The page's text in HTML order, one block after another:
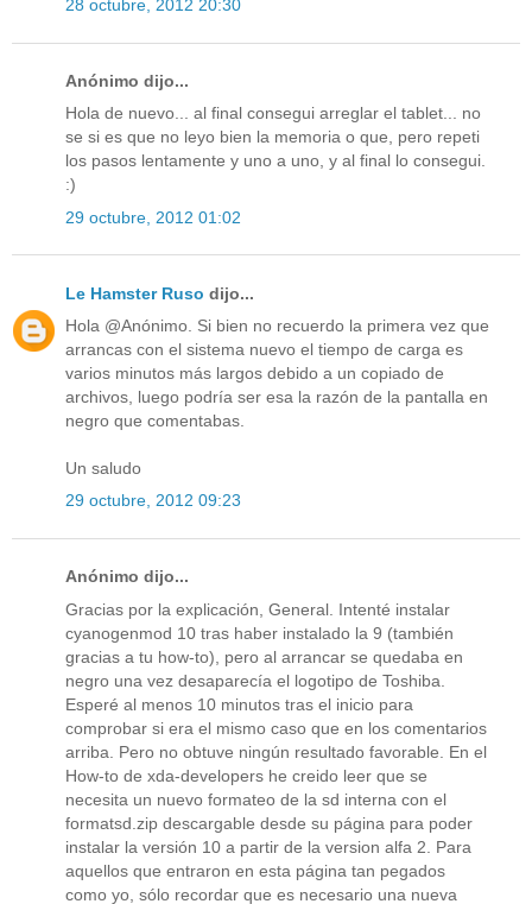
28 octubre, 2012 20:30
Anónimo dijo...
Hola de nuevo... al final consegui arreglar el tablet... no
se si es que no leyo bien la memoria o que, pero repeti
los pasos lentamente y uno a uno, y al final lo consegui.
:)
29 octubre, 2012 01:02
Le Hamster Ruso dijo...
Hola @Anónimo. Si bien no recuerdo la primera vez que
arrancas con el sistema nuevo el tiempo de carga es
varios minutos más largos debido a un copiado de
archivos, luego podría ser esa la razón de la pantalla en
negro que comentabas.
Un saludo
29 octubre, 2012 09:23
Anónimo dijo...
Gracias por la explicación, General. Intenté instalar
cyanogenmod 10 tras haber instalado la 9 (también
gracias a tu how-to), pero al arrancar se quedaba en
negro una vez desaparecía el logotipo de Toshiba.
Esperé al menos 10 minutos tras el inicio para
comprobar si era el mismo caso que en los comentarios
arriba. Pero no obtuve ningún resultado favorable. En el
How-to de xda-developers he creido leer que se
necesita un nuevo formateo de la sd interna con el
formatsd.zip descargable desde su página para poder
instalar la versión 10 a partir de la version alfa 2. Para
aquellos que entraron en esta página tan pegados
como yo, sólo recordar que es necesario una nueva